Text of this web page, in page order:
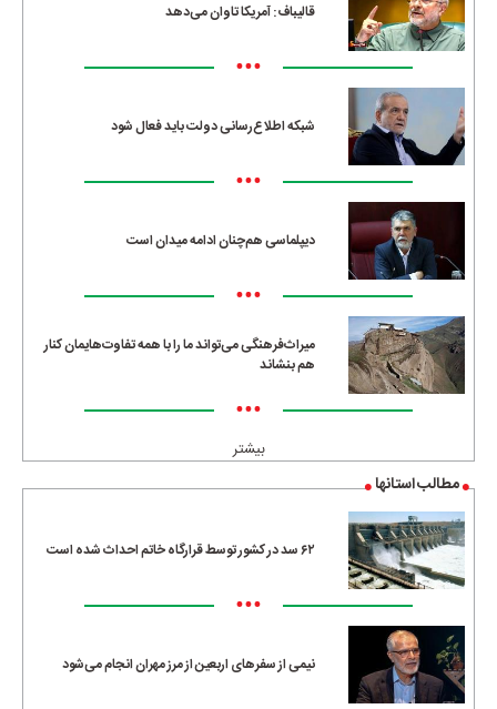
قالیباف: آمریکا تاوان می‌دهد
•••
شبکه اطلاع‌رسانی دولت باید فعال شود
•••
دیپلماسی هم‌چنان ادامه میدان است
•••
میراث‌فرهنگی می‌تواند ما را با همه تفاوت‌هایمان کنار
هم بنشاند
•••
بیشتر
مطالب استانها
۶۲ سد در کشور توسط قرارگاه خاتم احداث شده است
•••
نیمی از سفرهای اربعین از مرز مهران انجام می‌شود